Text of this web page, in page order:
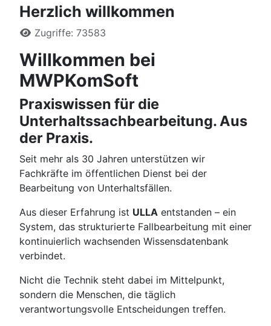
Herzlich willkommen
DetailsZugriffe: 73583
Willkommen bei
MWPKomSoft
Praxiswissen für die
Unterhaltssachbearbeitung. Aus
der Praxis.
Seit mehr als 30 Jahren unterstützen wir
Fachkräfte im öffentlichen Dienst bei der
Bearbeitung von Unterhaltsfällen.
Aus dieser Erfahrung ist ULLA entstanden – ein
System, das strukturierte Fallbearbeitung mit einer
kontinuierlich wachsenden Wissensdatenbank
verbindet.
Nicht die Technik steht dabei im Mittelpunkt,
sondern die Menschen, die täglich
verantwortungsvolle Entscheidungen treffen.